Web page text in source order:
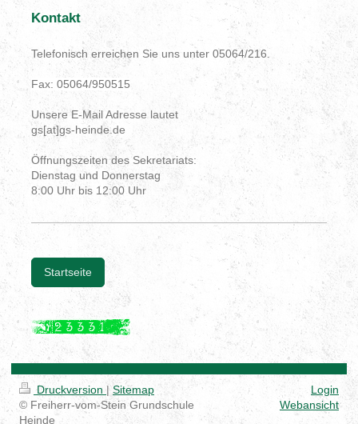
Kontakt
Telefonisch erreichen Sie uns unter 05064/216.
Fax: 05064/950515
Unsere E-Mail Adresse lautet
gs[at]gs-heinde.de
Öffnungszeiten des Sekretariats:
Dienstag und Donnerstag
8:00 Uhr bis 12:00 Uhr
Startseite
Druckversion | Sitemap
© Freiherr-vom-Stein Grundschule
Heinde
Login
Webansicht